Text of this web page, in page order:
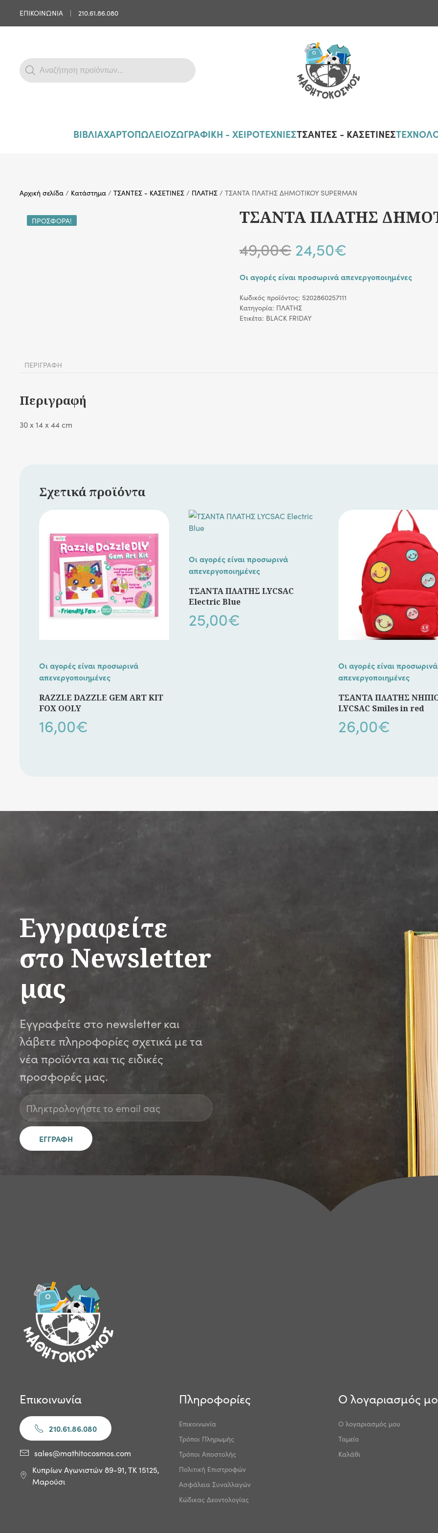
Skip to main content
ΕΠΙΚΟΙΝΩΝΙΑ | 210.61.86.080
Products
search
ΒΙΒΛΙΑΧΑΡΤΟΠΩΛΕΙΟΖΩΓΡΑΦΙΚΗ - ΧΕΙΡΟΤΕΧΝΙΕΣΤΣΑΝΤΕΣ - ΚΑΣΕΤΙΝΕΣ
Αρχική σελίδα / Κατάστημα / ΤΣΑΝΤΕΣ - ΚΑΣΕΤΙΝΕΣ / ΠΛΑΤΗΣ / ΤΣΑΝΤΑ ΠΛΑΤΗΣ ΔΗΜΟΤΙΚΟΥ SUPERMAN
ΠΡΟΣΦΟΡΆ! ΤΣΑΝΤΑ ΠΛΑΤΗΣ
49,00€ Original
price
was:
49,00€.
24,50€
τρέχουσα
τιμή
Οι αγορές είναι προσωρινά απενεργοποιημένες
Κωδικός προϊόντος: 5202860257111
Κατηγορία: ΠΛΑΤΗΣ
Ετικέτα: BLACK FRIDAY
ΠΕΡΙΓΡΑΦΉ
Περιγραφή
30 x 14 x 44 cm
Σχετικά προϊόντα
Οι αγορές είναι προσωρινά
απενεργοποιημένες
RAZZLE DAZZLE GEM ART KIT
FOX OOLY
16,00€
Οι αγορές είναι προσωρινά
απενεργοποιημένες
ΤΣΑΝΤΑ ΠΛΑΤΗΣ LYCSAC
Electric Blue
25,00€
Οι αγορές είναι προσωρινά
απενεργοποιημένες
ΤΣΑΝΤΑ ΠΛΑΤΗΣ
LYCSAC Smiles in red
26,00€
Εγγραφείτε
στο Newsletter
μας
Εγγραφείτε στο newsletter και
λάβετε πληροφορίες σχετικά με τα
νέα προϊόντα και τις ειδικές
προσφορές μας.
Επικοινωνία
210.61.86.080
sales@mathitocosmos.com
Κυπρίων Αγωνιστών 89-91, ΤΚ 15125,
Μαρούσι
Πληροφορίες
Επικοινωνία
Τρόποι Πληρωμής
Τρόποι Αποστολής
Πολιτική Επιστροφών
Ασφάλεια Συναλλαγών
Κώδικας Δεοντολογίας
Ο λογαριασμός
Ο λογαριασμός μου
Ταμείο
Καλάθι